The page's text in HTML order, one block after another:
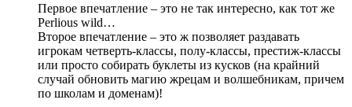
Первое впечатление – это не так интересно, как тот же
Perlious wild…
Второе впечатление – это ж позволяет раздавать
игрокам четверть-классы, полу-классы, престиж-классы
или просто собирать буклеты из кусков (на крайний
случай обновить магию жрецам и волшебникам, причем
по школам и доменам)!